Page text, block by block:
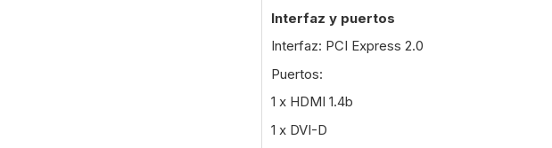
Interfaz y puertos
Interfaz: PCI Express 2.0
Puertos:
1 x HDMI 1.4b
1 x DVI-D